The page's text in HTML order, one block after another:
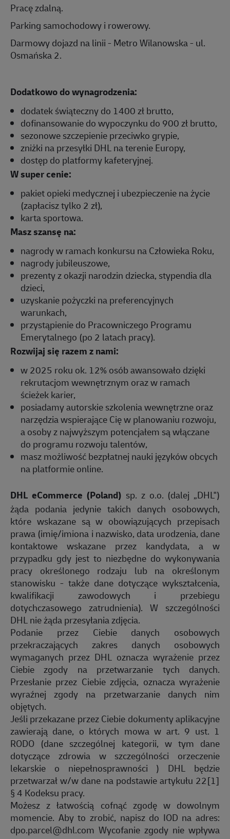
Pracę zdalną.
Parking samochodowy i rowerowy.
Darmowy dojazd na linii - Metro Wilanowska - ul.
Osmańska 2.
Dodatkowo do wynagrodzenia:
dodatek świąteczny do 1400 zł brutto,
dofinansowanie do wypoczynku do 900 zł brutto,
sezonowe szczepienie przeciwko grypie,
zniżki na przesyłki DHL na terenie Europy,
dostęp do platformy kafeteryjnej.
W super cenie:
pakiet opieki medycznej i ubezpieczenie na życie
(zapłacisz tylko 2 zł),
karta sportowa.
Masz szansę na:
nagrody w ramach konkursu na Człowieka Roku,
nagrody jubileuszowe,
prezenty z okazji narodzin dziecka, stypendia dla
dzieci,
uzyskanie pożyczki na preferencyjnych
warunkach,
przystąpienie do Pracowniczego Programu
Emerytalnego (po 2 latach pracy).
Rozwijaj się razem z nami:
w 2025 roku ok. 12% osób awansowało dzięki
rekrutacjom wewnętrznym oraz w ramach
ścieżek karier,
posiadamy autorskie szkolenia wewnętrzne oraz
narzędzia wspierające Cię w planowaniu rozwoju,
a osoby z najwyższym potencjałem są włączane
do programu rozwoju talentów,
masz możliwość bezpłatnej nauki języków obcych
na platformie online.
DHL eCommerce (Poland) sp. z o.o. (dalej „DHL")
żąda podania jedynie takich danych osobowych,
które wskazane są w obowiązujących przepisach
prawa (imię/imiona i nazwisko, data urodzenia, dane
kontaktowe wskazane przez kandydata, a w
przypadku gdy jest to niezbędne do wykonywania
pracy określonego rodzaju lub na określonym
stanowisku - także dane dotyczące wykształcenia,
kwalifikacji zawodowych i przebiegu
dotychczasowego zatrudnienia). W szczególności
DHL nie żąda przesyłania zdjęcia.
Podanie przez Ciebie danych osobowych
przekraczających zakres danych osobowych
wymaganych przez DHL oznacza wyrażenie przez
Ciebie zgody na przetwarzanie tych danych.
Przesłanie przez Ciebie zdjęcia, oznacza wyrażenie
wyraźnej zgody na przetwarzanie danych nim
objętych.
Jeśli przekazane przez Ciebie dokumenty aplikacyjne
zawierają dane, o których mowa w art. 9 ust. 1
RODO (dane szczególnej kategorii, w tym dane
dotyczące zdrowia w szczególności orzeczenie
lekarskie o niepełnosprawności ) DHL będzie
przetwarzał w/w dane na podstawie artykułu 22[1]
§ 4 Kodeksu pracy.
Możesz z łatwością cofnąć zgodę w dowolnym
momencie. Aby to zrobić, napisz do IOD na adres:
dpo.parcel@dhl.com Wycofanie zgody nie wpływa